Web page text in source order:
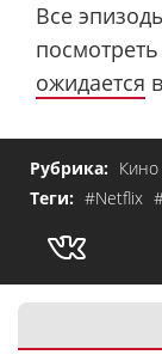
Все
ожидается
Рубрика:
Теги: #Netflix